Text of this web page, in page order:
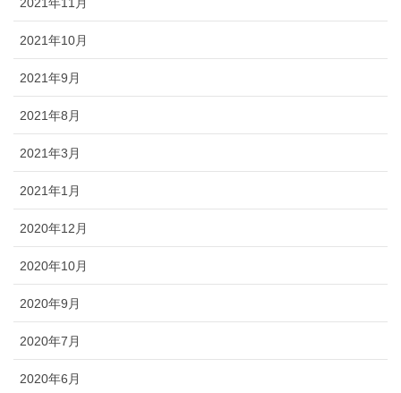
2021年10月
2021年9月
2021年8月
2021年3月
2021年1月
2020年12月
2020年10月
2020年9月
2020年7月
2020年6月